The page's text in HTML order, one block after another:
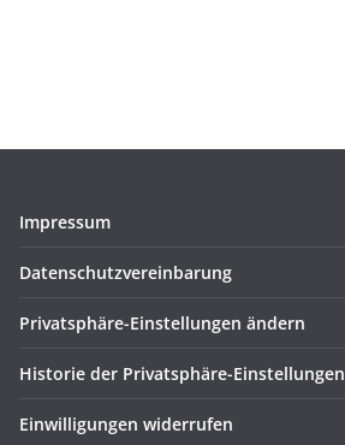
Impressum
Datenschutzvereinbarung
Privatsphäre-Einstellungen ändern
Historie der Privatsphäre-Einstellungen
Einwilligungen widerrufen